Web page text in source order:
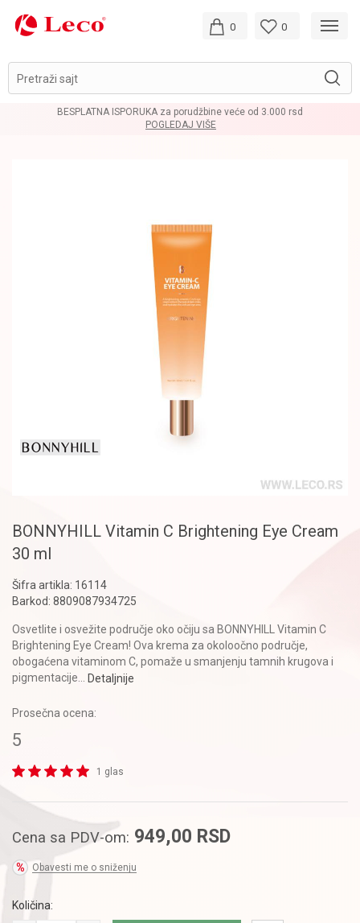
Pretraži sajt
0 0
BESPLATNA ISPORUKA za porudžbine veće od 3.000 rsd
POGLEDAJ VIŠE
BONNYHILL Vitamin C Brightening Eye Cream
30 ml
Šifra artikla: 16114
Barkod: 8809087934725
Osvetlite i osvežite područje oko očiju sa BONNYHILL Vitamin C
Brightening Eye Cream! Ova krema za okoloočno područje,
obogaćena vitaminom C, pomaže u smanjenju tamnih krugova i
pigmentacije
Detaljnije
Prosečna ocena:
5
1 glas
Cena sa PDV-om: 949,00 RSD
Obavesti me o sniženju
Količina: